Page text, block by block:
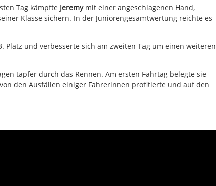
Tag kämpfte Jeremy mit einer angeschlagenen Hand,
Klasse sichern. In der Juniorengesamtwertung reichte es
Platz und verbesserte sich am zweiten Tag um einen weiteren
tapfer durch das Rennen. Am ersten Fahrtag belegte sie
den Ausfällen einiger Fahrerinnen profitierte und auf den